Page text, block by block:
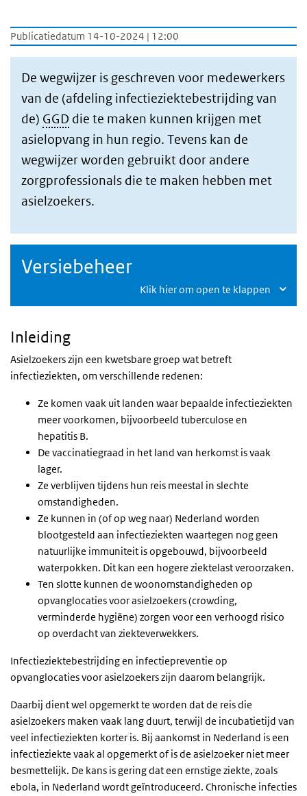
Publicatiedatum 14-10-2024 | 12:00
De wegwijzer is geschreven voor medewerkers
van de (afdeling infectieziektebestrijding van
de) GGD die te maken kunnen krijgen met
asielopvang in hun regio. Tevens kan de
wegwijzer worden gebruikt door andere
zorgprofessionals die te maken hebben met
asielzoekers.
Versiebeheer
Klik hier om open te klappen
Inleiding
Asielzoekers zijn een kwetsbare groep wat betreft
infectieziekten, om verschillende redenen:
Ze komen vaak uit landen waar bepaalde infectieziekten
meer voorkomen, bijvoorbeeld tuberculose en
hepatitis B.
De vaccinatiegraad in het land van herkomst is vaak
lager.
Ze verblijven tijdens hun reis meestal in slechte
omstandigheden.
Ze kunnen in (of op weg naar) Nederland worden
blootgesteld aan infectieziekten waartegen nog geen
natuurlijke immuniteit is opgebouwd, bijvoorbeeld
waterpokken. Dit kan een hogere ziektelast veroorzaken.
Ten slotte kunnen de woonomstandigheden op
opvanglocaties voor asielzoekers (crowding,
verminderde hygiëne) zorgen voor een verhoogd risico
op overdacht van ziekteverwekkers.
Infectieziektebestrijding en infectiepreventie op
opvanglocaties voor asielzoekers zijn daarom belangrijk.
Daarbij dient wel opgemerkt te worden dat de reis die
asielzoekers maken vaak lang duurt, terwijl de incubatietijd van
veel infectieziekten korter is. Bij aankomst in Nederland is een
infectieziekte vaak al opgemerkt of is de asielzoeker niet meer
besmettelijk. De kans is gering dat een ernstige ziekte, zoals
ebola, in Nederland wordt geïntroduceerd. Chronische infecties